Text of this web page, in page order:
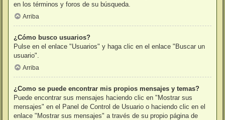
en los términos y foros de su búsqueda.
Arriba
¿Cómo busco usuarios?
Pulse en el enlace "Usuarios" y haga clic en el enlace "Buscar un
usuario".
Arriba
¿Como se puede encontrar mis propios mensajes y temas?
Puede encontrar sus mensajes haciendo clic en "Mostrar sus
mensajes" en el Panel de Control de Usuario o haciendo clic en el
enlace "Mostrar sus mensajes" a través de su propio página de